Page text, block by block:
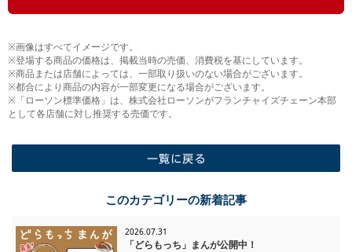
※画像はすべてイメージです。
※登場する商品の価格は、掲載当時の売価、消費税を基にしています。
※商品または店舗によっては、一部取り扱いのない場合がございます。
※都合により商品の内容が一部変更になる場合がございます。
※「ローソン標準価格」は、株式会社ローソンがフランチャイズチェーン本部
として各店舗に対し推奨する売価です。
このカテゴリーの新着記事
2026.07.31
「どらもっち」まんが公開中！